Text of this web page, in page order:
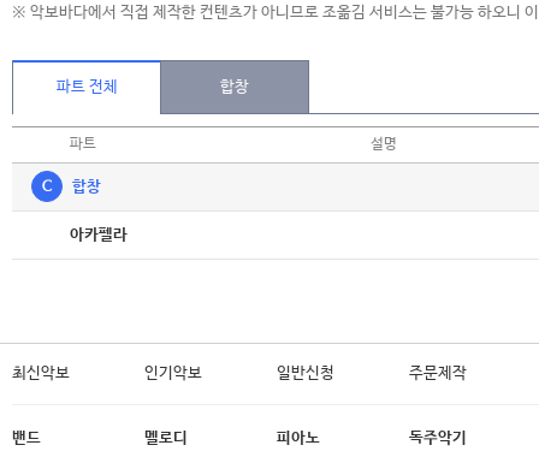
※ 악보바다에서 직접 제작한 컨텐츠가 아니므로 조옮김 서비스는 불가능 하오니
파트 전체 합창
파트 설명
C 합창
아카펠라
최신악보 인기악보 일반신청 주문제작
밴드
멜로디
피아노
독주악기